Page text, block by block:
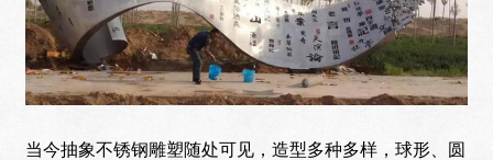
当今抽象不锈钢雕塑随处可见，造型多种多样，球形、圆